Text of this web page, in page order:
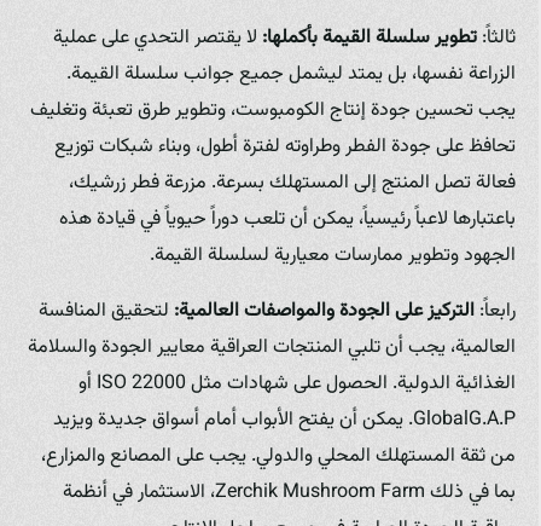
ثالثاً: تطوير سلسلة القيمة بأكملها:لا يقتصر التحدي على عملية
الزراعة نفسها، بل يمتد ليشمل جميع جوانب سلسلة القيمة.
يجب تحسين جودة إنتاج الكومبوست، وتطوير طرق تعبئة وتغليف
تحافظ على جودة الفطر وطراوته لفترة أطول، وبناء شبكات توزيع
فعالة تصل المنتج إلى المستهلك بسرعة. مزرعة فطر زرشيك،
باعتبارها لاعباً رئيسياً، يمكن أن تلعب دوراً حيوياً في قيادة هذه
الجهود وتطوير ممارسات معيارية لسلسلة القيمة.
رابعاً: التركيز على الجودة والمواصفات العالمية:لتحقيق المنافسة
العالمية، يجب أن تلبي المنتجات العراقية معايير الجودة والسلامة
الغذائية الدولية. الحصول على شهادات مثل ISO 22000 أو
GlobalG.A.P. يمكن أن يفتح الأبواب أمام أسواق جديدة ويزيد
من ثقة المستهلك المحلي والدولي. يجب على المصانع والمزارع،
بما في ذلك Zerchik Mushroom Farm، الاستثمار في أنظمة